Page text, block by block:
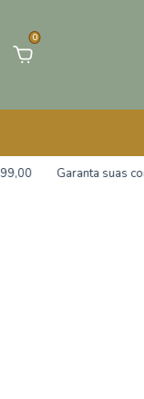
0
Garanta suas compras